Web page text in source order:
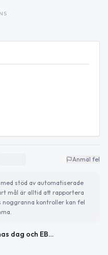
Anmäl fel
stöd av automatiserade
mål är alltid att rapportera
noggranna kontroller kan fel
Sverigefinnarnas dag och EBM-tema – så ser måndagen ut